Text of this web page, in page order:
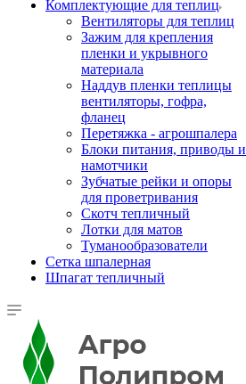
Комплектующие для теплиц
Вентиляторы для теплиц
Зажим для крепления
пленки и укрывного
материала
Наддув пленки теплицы
вентиляторы, гофра,
фланец
Перетяжка - агрошпалера
Блоки питания, приводы и
намотчики
Зубчатые рейки и опоры
для проветривания
Скотч тепличный
Лотки для матов
Туманообразователи
Сетка шпалерная
Шпагат тепличный